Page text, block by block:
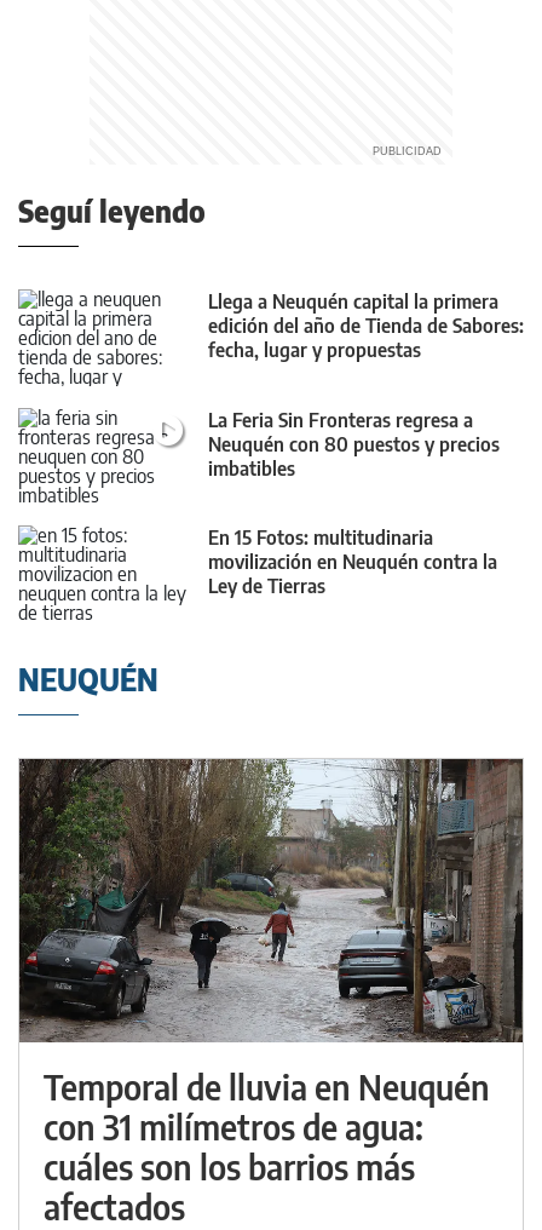
Seguí leyendo
Llega a Neuquén capital la primera
edición del año de Tienda de Sabores:
fecha, lugar y propuestas
La Feria Sin Fronteras regresa a
Neuquén con 80 puestos y precios
imbatibles
En 15 Fotos: multitudinaria
movilización en Neuquén contra la
Ley de Tierras
NEUQUÉN
Temporal de lluvia en Neuquén
con 31 milímetros de agua:
cuáles son los barrios más
afectados